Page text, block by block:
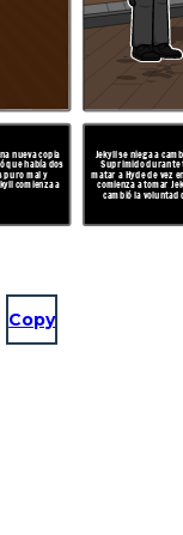
nueva copia
que había dos
puro mal y
comienza a
Jekyll se niega a
Suprimido durante
matar a Hyde de vez
comienza a tomar
cambió la voluntad
Copy